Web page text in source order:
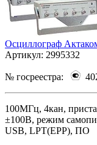
Осциллограф
Артикул: 2995332
№ госреестра:
100МГц, 4кан,
±100В, режим
USB, LPT(EPP), ПО